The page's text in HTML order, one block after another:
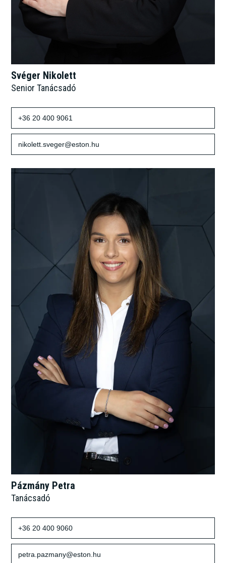
Svéger Nikolett
Senior Tanácsadó
+36 20 400 9061
nikolett.sveger@eston.hu
Pázmány Petra
Tanácsadó
+36 20 400 9060
petra.pazmany@eston.hu